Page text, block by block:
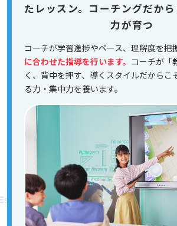
たレッスン。コーチングだか
力が育つ
コーチが学習進捗やペース、理解度を把
に合わせた指導を行います。 コーチが「
く、背中を押す、導くスタイルだからこ
る力・集中力を養います。